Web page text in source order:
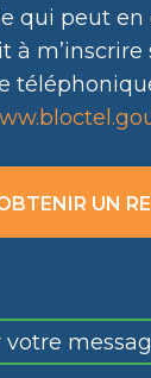
qui peut en
à m’inscrire